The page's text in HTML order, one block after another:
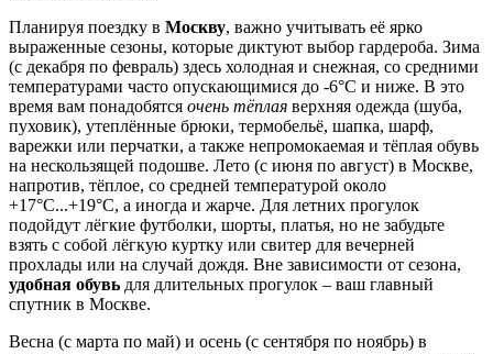
Планируя поездку в Москву, важно учитывать её ярко
выраженные сезоны, которые диктуют выбор гардероба. Зима
(с декабря по февраль) здесь холодная и снежная, со средними
температурами часто опускающимися до -6°C и ниже. В это
время вам понадобятся очень тёплая верхняя одежда (шуба,
пуховик), утеплённые брюки, термобельё, шапка, шарф,
варежки или перчатки, а также непромокаемая и тёплая обувь
на нескользящей подошве. Лето (с июня по август) в Москве,
напротив, тёплое, со средней температурой около
+17°C...+19°C, а иногда и жарче. Для летних прогулок
подойдут лёгкие футболки, шорты, платья, но не забудьте
взять с собой лёгкую куртку или свитер для вечерней
прохлады или на случай дождя. Вне зависимости от сезона,
удобная обувь для длительных прогулок – ваш главный
спутник в Москве.
Весна (с марта по май) и осень (с сентября по ноябрь) в